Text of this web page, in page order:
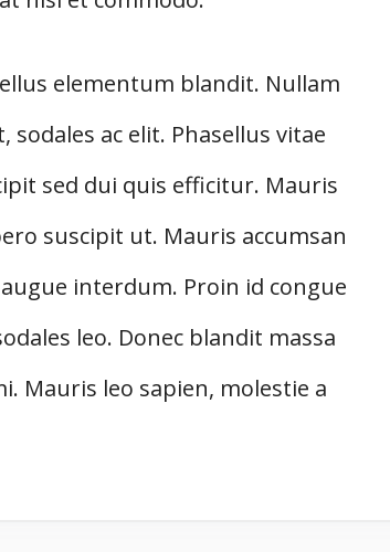
elementum blandit. Nullam
ac elit. Phasellus vitae
sed dui quis efficitur. Mauris
suscipit ut. Mauris accumsan
interdum. Proin id congue
leo. Donec blandit massa
Mauris leo sapien, molestie a